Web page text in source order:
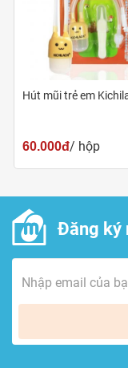
Hút mũi trẻ em
60.000đ/ hộp
Đăng ký